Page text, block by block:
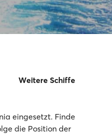
Weitere Schiffe
eingesetzt. Finde
die Position der